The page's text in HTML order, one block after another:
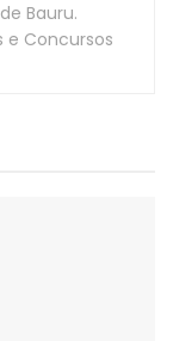
Bauru.
e Concursos